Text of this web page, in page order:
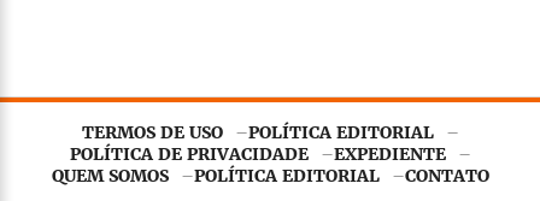
TERMOS DE USO
POLÍTICA EDITORIAL
POLÍTICA DE PRIVACIDADE
EXPEDIENTE
QUEM SOMOS
POLÍTICA EDITORIAL
CONTATO